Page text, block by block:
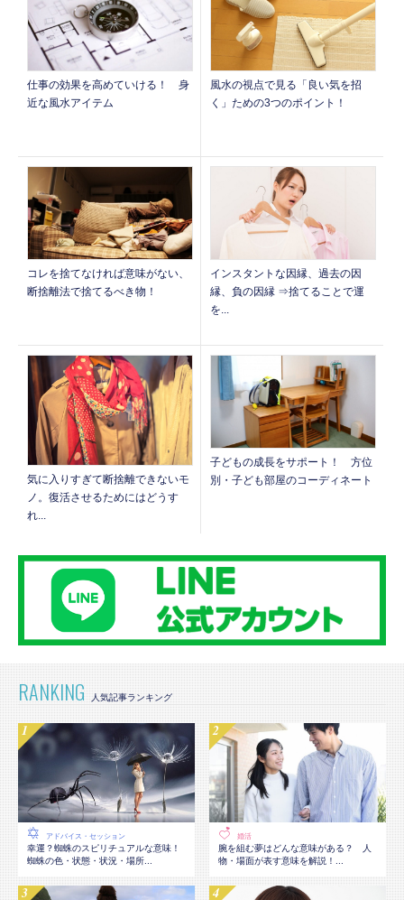
仕事の効果を高めていける！ 身
近な風水アイテム
風水の視点で見る「良い気を招
く」ための3つのポイント！
コレを捨てなければ意味がない、
断捨離法で捨てるべき物！
インスタントな因縁、過去の因
縁、負の因縁 ⇒捨てることで運
を...
気に入りすぎて断捨離できないモ
ノ。復活させるためにはどうす
れ...
子どもの成長をサポート！ 方位
別・子ども部屋のコーディネート
RANKING
アドバイス・セッション
幸運？蜘蛛のスピリチュアルな意味！
蜘蛛の色・状態・状況・場所...
婚活
腕を組む夢はどんな意味がある？ 人
物・場面が表す意味を解説！...